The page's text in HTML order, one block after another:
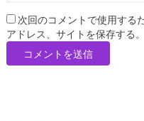
次回のコメントで使用する
アドレス、サイトを保存する。